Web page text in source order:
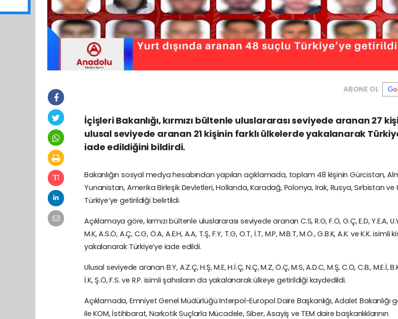
ABONE OL
İçişleri Bakanlığı, kırmızı bültenle uluslararası seviyede aranan 27
ulusal seviyede aranan 21 kişinin farklı ülkelerde yakalanarak
iade edildiğini bildirdi.
Bakanlığın sosyal medya hesabından yapılan açıklamada, toplam 48 kişinin Gürcistan,
Yunanistan, Amerika Birleşik Devletleri, Hollanda, Karadağ, Polonya, Irak, Rusya, Sırbistan ve
Türkiye’ye getirildiği belirtildi.
Açıklamaya göre, kırmızı bültenle uluslararası seviyede aranan C.S, R.G, F.Ö, G.Ç, E.D, Y.E.A,
M.K, A.S.Ö, A.Ç, C.G, Ö.A, A.E.H, A.A, T.Ş, F.Y, T.G, O.T, İ.T, M.P, M.B.T, M.Ö., G.B.K, A.K. ve K.K. isimli
yakalanarak Türkiye’ye iade edildi.
Ulusal seviyede aranan B.Y, A.Z.Ç, H.Ş, M.E, H.İ.Ç, N.Ç, M.Z, Ö.Ç, M.S, A.D.C, M.Ş, C.Ö, C.B., M.E.İ,
İ.K, Ş.Ö, F.S. ve R.P. isimli şahısların da yakalanarak ülkeye getirildiği kaydedildi.
Açıklamada, Emniyet Genel Müdürlüğü Interpol-Europol Daire Başkanlığı, Adalet Bakanlığı
ile KOM, İstihbarat, Narkotik Suçlarla Mücadele, Siber, Asayiş ve TEM daire başkanlıklarının